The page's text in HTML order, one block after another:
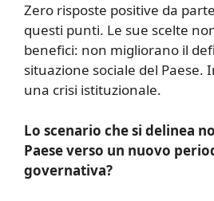
Zero risposte positive da
questi punti. Le sue scelte
benefici: non migliorano il
situazione sociale del Paese.
una crisi istituzionale.
Lo scenario che si delinea
Paese verso un nuovo
governativa?